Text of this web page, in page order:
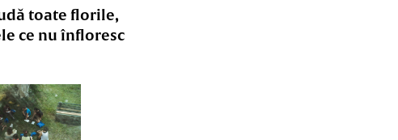
toate florile,
ce nu înfloresc